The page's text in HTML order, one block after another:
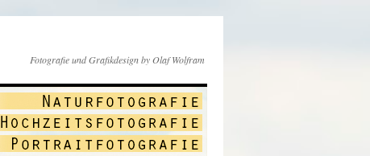
Fotografie und Grafikdesign by Olaf Wolfram